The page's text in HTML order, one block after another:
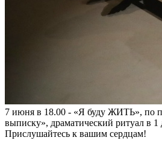
7 июня в 18.00 - «Я буду ЖИТЬ», по
выписку», драматический ритуал в 1
Прислушайтесь к вашим сердцам!